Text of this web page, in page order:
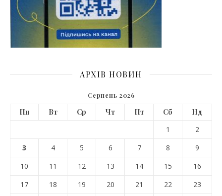
АРХІВ НОВИН
Серпень 2026
Пн Вт Ср Чт Пт Сб
Нд
1
2
3
4 5 6 7 8
9
10
11 12 13 14 15
16
17
18 19 20 21 22
23